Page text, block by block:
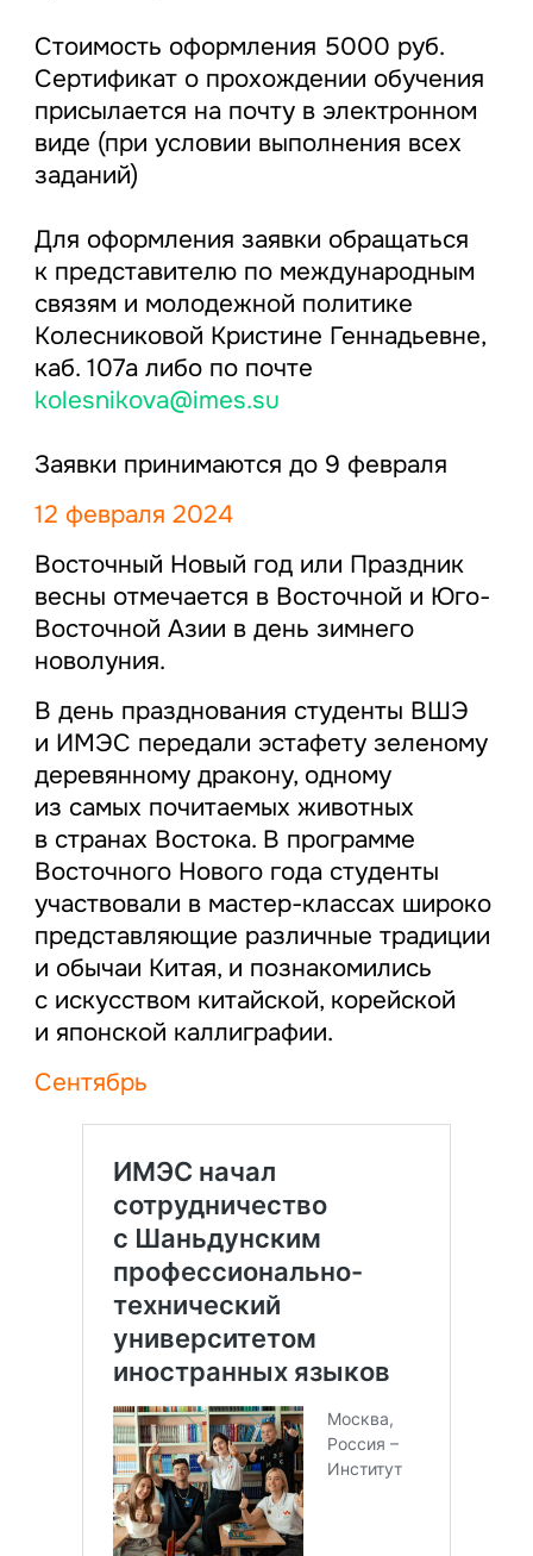
Стоимость оформления 5000 руб.
Сертификат о прохождении обучения
присылается на почту в электронном
виде (при условии выполнения всех
заданий)
Для оформления заявки обращаться
к представителю по международным
связям и молодежной политике
Колесниковой Кристине Геннадьевне,
каб. 107а либо по почте
kolesnikova@imes.su
Заявки принимаются до 9 февраля
12 февраля 2024
Восточный Новый год или Праздник
весны отмечается в Восточной и Юго-
Восточной Азии в день зимнего
новолуния.
В день празднования студенты ВШЭ
и ИМЭС передали эстафету зеленому
деревянному дракону, одному
из самых почитаемых животных
в странах Востока. В программе
Восточного Нового года студенты
участвовали в мастер-классах широко
представляющие различные традиции
и обычаи Китая, и познакомились
с искусством китайской, корейской
и японской каллиграфии.
Сентябрь